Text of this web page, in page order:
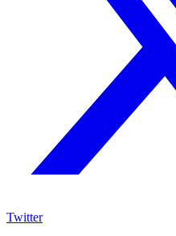
Twitter